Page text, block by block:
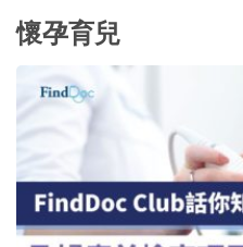
懷孕育兒